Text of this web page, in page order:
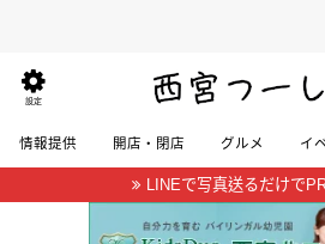
設定
情報提供 開店・閉店 グルメ イ
LINEで写真送るだけで